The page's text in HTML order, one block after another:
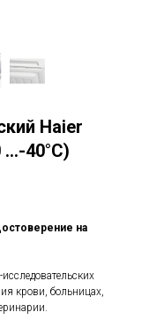
Haier
40°C)
на
крови, больницах,